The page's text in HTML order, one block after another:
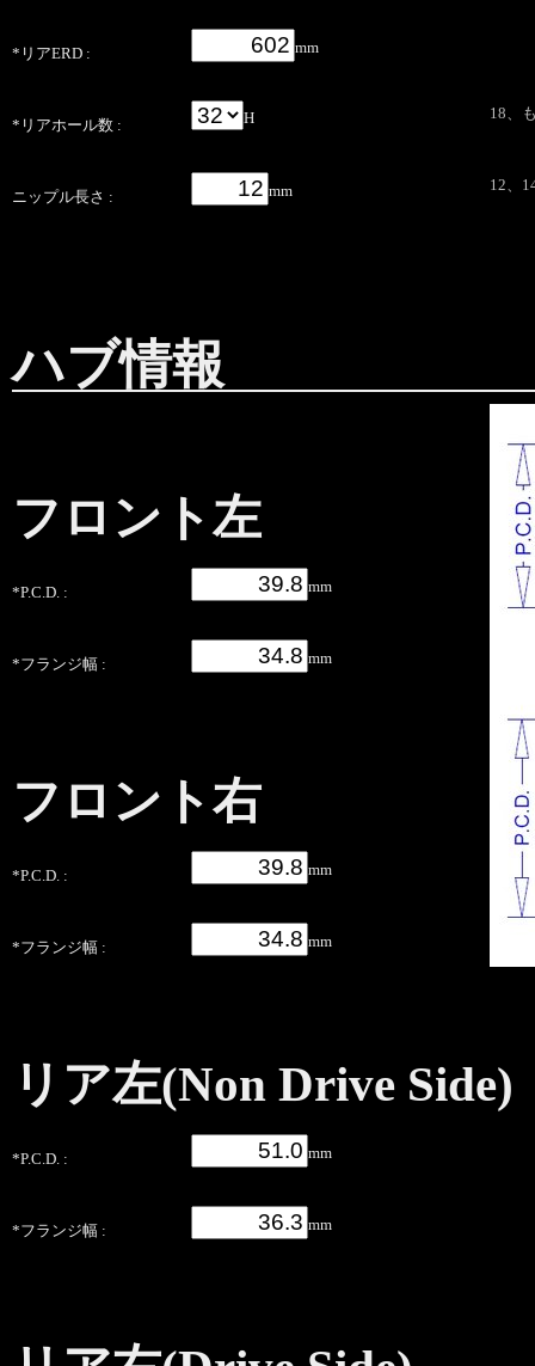
*リアERD : mm
*リアホール数 : H 18、
ニップル長さ : mm 12、
ハブ情報
フロント左
*P.C.D. : mm
*フランジ幅 : mm
フロント右
*P.C.D. : mm
*フランジ幅 : mm
リア左(Non Drive Side)
*P.C.D. : mm
*フランジ幅 : mm